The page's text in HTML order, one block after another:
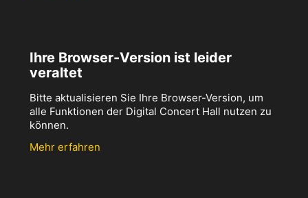
Ihre Browser-Version ist leider
veraltet
Bitte aktualisieren Sie Ihre Browser-Version, um
alle Funktionen der Digital Concert Hall nutzen zu
können.
Mehr erfahren